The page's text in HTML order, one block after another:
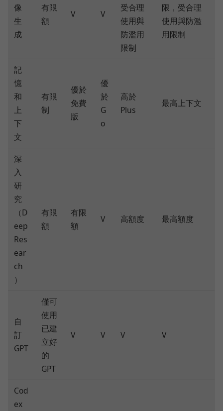
像
生
成
有限
額
V V
受合理
使用與
防濫用
限制
限，受合理
使用與防濫
用限制
記
憶
和
上
下
文
有限
制
優於
免費
版
優
於
G
o
高於
Plus
最高上下文
深
入
研
究
（D
eep
Res
ear
ch
）
有限
額
有限
額
V 高額度 最高額度
自
訂
GPT
僅可
使用
已建
立好
的
GPT
V V V V
Cod
ex